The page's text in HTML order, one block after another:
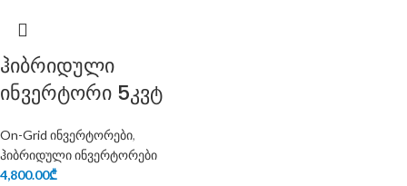
ჰიბრიდული
ინვერტორი 5კვტ
On-Grid ინვერტორები,
ჰიბრიდული ინვერტორები
4,800.00₾